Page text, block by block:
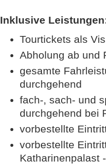
Inklusive
Tourtickets als
Abholung ab und
gesamte
durchgehend
fach-, sach- und
durchgehend bei
vorbestellte
vorbestellte
Katharinenpalast